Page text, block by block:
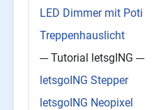
LED Dimmer mit Poti
Treppenhauslicht
--- Tutorial letsgING ---
letsgoING Stepper
letsgoING Neopixel